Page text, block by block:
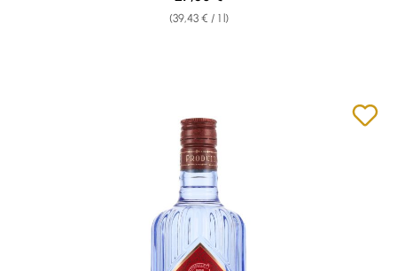
(39,43 € / 1 l)